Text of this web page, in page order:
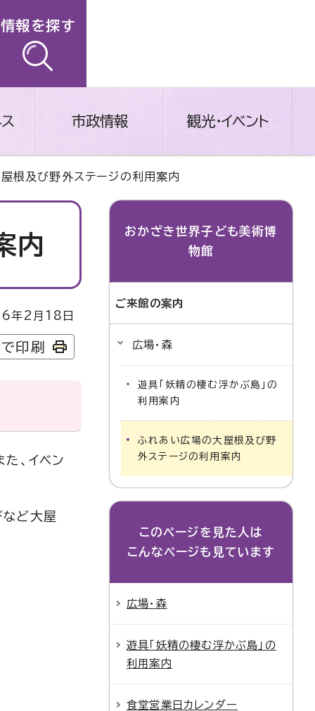
情報を探す
市政情報 観光・イベント
根及び野外ステージの利用案内
内
2月18日
印刷
、イベン
など大屋
おかざき世界子ども美術博
物館
ご来館の案内
広場・森
遊具「妖精の棲む浮かぶ島」の
利用案内
ふれあい広場の大屋根及び野
外ステージの利用案内
このページを見た人は
こんなページも見ています
広場・森
遊具「妖精の棲む浮かぶ島」の
利用案内
食堂営業日カレンダー